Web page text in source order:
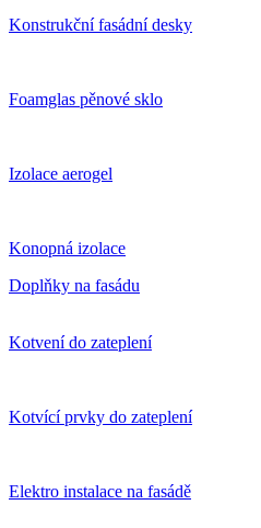
Konstrukční fasádní desky
Foamglas pěnové sklo
Izolace aerogel
Konopná izolace
Doplňky na fasádu
Kotvení do zateplení
Kotvící prvky do zateplení
Elektro instalace na fasádě